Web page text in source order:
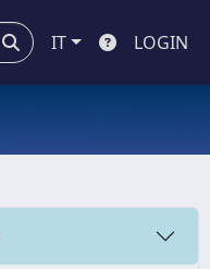
IT LOGIN